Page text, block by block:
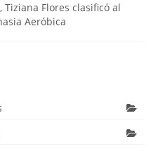
Tiziana Flores clasificó al
Aeróbica